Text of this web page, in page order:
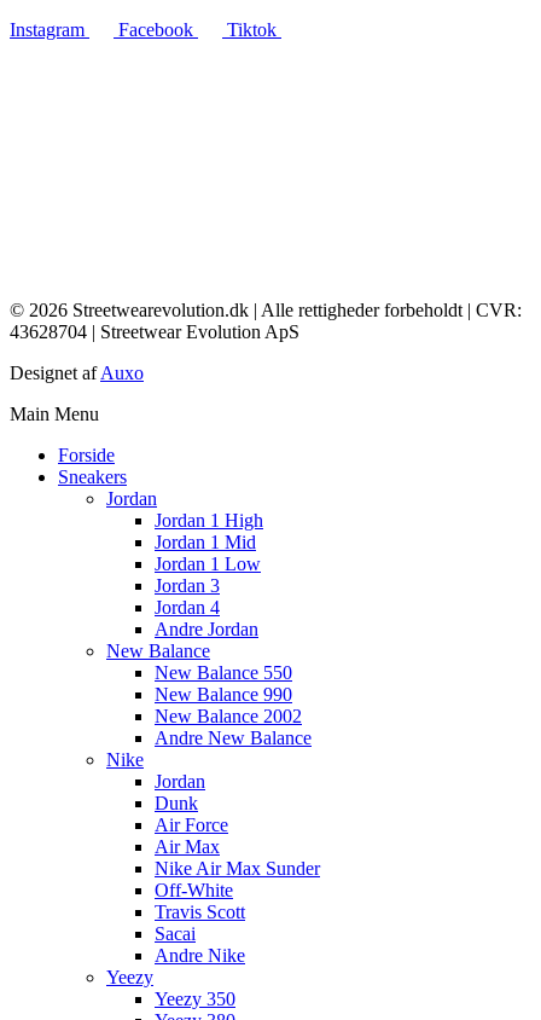
Instagram
Facebook Tiktok
© 2026 Streetwearevolution.dk | Alle rettigheder forbeholdt | CVR:
43628704 | Streetwear Evolution ApS
Designet afAuxo
Main Menu
Forside
Sneakers
Jordan
Jordan 1 High
Jordan 1 Mid
Jordan 1 Low
Jordan 3
Jordan 4
Andre Jordan
New Balance
New Balance 550
New Balance 990
New Balance 2002
Andre New Balance
Nike
Jordan
Dunk
Air Force
Air Max
Nike Air Max Sunder
Off-White
Travis Scott
Sacai
Andre Nike
Yeezy
Yeezy 350